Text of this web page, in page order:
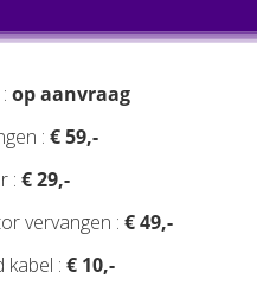
op aanvraag
: € 59,-
: € 29,-
vervangen : € 49,-
kabel : € 10,-